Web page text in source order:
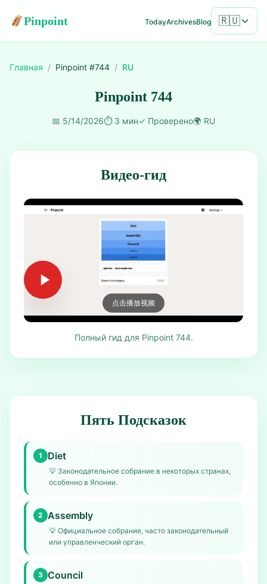
Pinpoint TodayArchivesBlog 🇷🇺
Главная / Pinpoint #744 / RU
Pinpoint 744
📅 5/14/2026⏱️ 3 мин✓ Проверено🌍 RU
Видео-гид
点击播放视频
Полный гид для Pinpoint 744.
Пять Подсказок
1 Diet
💡 Законодательное собрание в некоторых странах,
особенно в Японии.
2 Assembly
💡 Официальное собрание, часто законодательный
или управленческий орган.
3 Council